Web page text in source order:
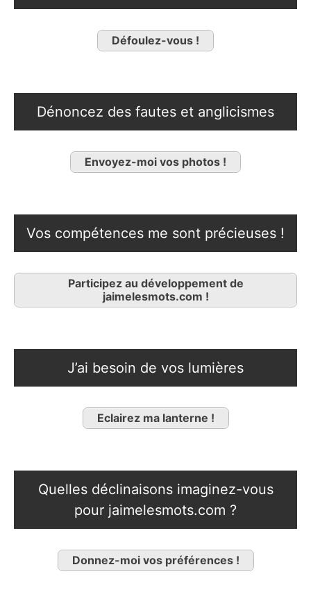
Défoulez-vous !
Dénoncez des fautes et anglicismes
Envoyez-moi vos photos !
Vos compétences me sont précieuses !
Participez au développement de
jaimelesmots.com !
J’ai besoin de vos lumières
Eclairez ma lanterne !
Quelles déclinaisons imaginez-vous
pour jaimelesmots.com ?
Donnez-moi vos préférences !